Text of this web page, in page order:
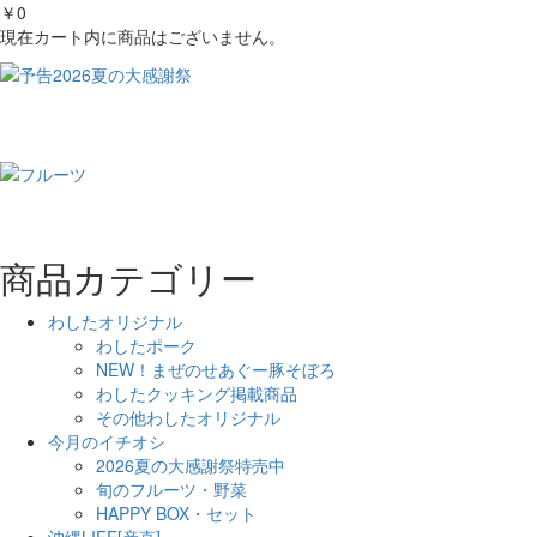
￥0
現在カート内に商品はございません。
商品カテゴリー
わしたオリジナル
わしたポーク
NEW！まぜのせあぐー豚そぼろ
わしたクッキング掲載商品
その他わしたオリジナル
今月のイチオシ
2026夏の大感謝祭特売中
旬のフルーツ・野菜
HAPPY BOX・セット